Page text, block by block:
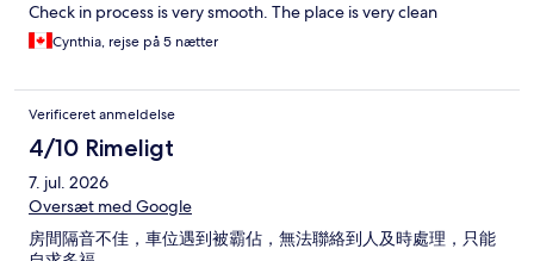
Check in process is very smooth. The place is very clean
Cynthia, rejse på 5 nætter
Verificeret anmeldelse
4/10 Rimeligt
7. jul. 2026
Oversæt med Google
房間隔音不佳，車位遇到被霸佔，無法聯絡到人及時處理，只能